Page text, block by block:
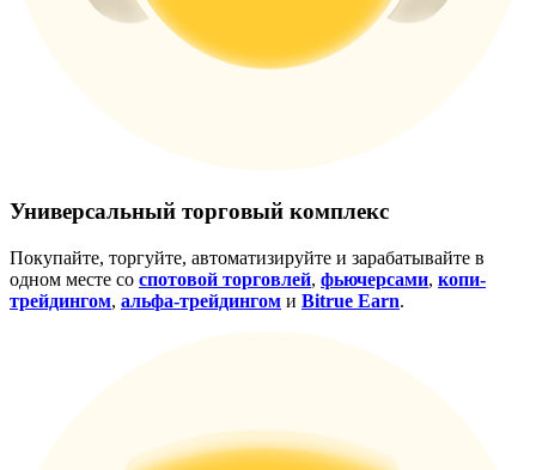
Универсальный торговый комплекс
Покупайте, торгуйте, автоматизируйте и зарабатывайте в
одном месте со спотовой торговлей, фьючерсами, копи-
трейдингом, альфа-трейдингом и Bitrue Earn.